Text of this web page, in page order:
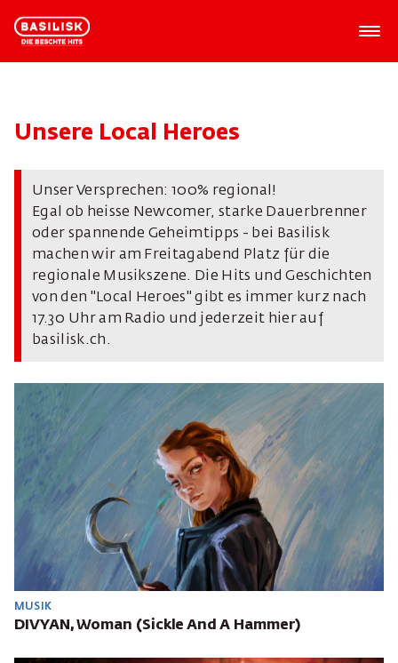
Unsere Local Heroes
Unser Versprechen: 100% regional!
Egal ob heisse Newcomer, starke Dauerbrenner
oder spannende Geheimtipps - bei Basilisk
machen wir am Freitagabend Platz für die
regionale Musikszene. Die Hits und Geschichten
von den "Local Heroes" gibt es immer kurz nach
17.30 Uhr am Radio und jederzeit hier auf
basilisk.ch.
MUSIK
DIVYAN, Woman (Sickle And A Hammer)